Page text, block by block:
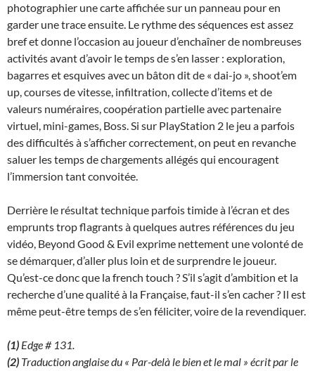
photographier une carte affichée sur un panneau pour en
garder une trace ensuite. Le rythme des séquences est assez
bref et donne l’occasion au joueur d’enchaîner de nombreuses
activités avant d’avoir le temps de s’en lasser : exploration,
bagarres et esquives avec un bâton dit de « dai-jo », shoot’em
up, courses de vitesse, infiltration, collecte d’items et de
valeurs numéraires, coopération partielle avec partenaire
virtuel, mini-games, Boss. Si sur PlayStation 2 le jeu a parfois
des difficultés à s’afficher correctement, on peut en revanche
saluer les temps de chargements allégés qui encouragent
l’immersion tant convoitée.
Derrière le résultat technique parfois timide à l’écran et des
emprunts trop flagrants à quelques autres références du jeu
vidéo, Beyond Good & Evil exprime nettement une volonté de
se démarquer, d’aller plus loin et de surprendre le joueur.
Qu’est-ce donc que la french touch ? S’il s’agit d’ambition et la
recherche d’une qualité à la Française, faut-il s’en cacher ? Il est
même peut-être temps de s’en féliciter, voire de la revendiquer.
(1) Edge # 131.
(2) Traduction anglaise du « Par-delà le bien et le mal » écrit par le